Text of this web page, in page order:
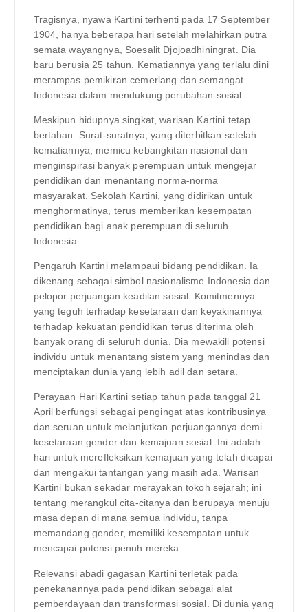
Tragisnya, nyawa Kartini terhenti pada 17 September
1904, hanya beberapa hari setelah melahirkan putra
semata wayangnya, Soesalit Djojoadhiningrat. Dia
baru berusia 25 tahun. Kematiannya yang terlalu dini
merampas pemikiran cemerlang dan semangat
Indonesia dalam mendukung perubahan sosial.
Meskipun hidupnya singkat, warisan Kartini tetap
bertahan. Surat-suratnya, yang diterbitkan setelah
kematiannya, memicu kebangkitan nasional dan
menginspirasi banyak perempuan untuk mengejar
pendidikan dan menantang norma-norma
masyarakat. Sekolah Kartini, yang didirikan untuk
menghormatinya, terus memberikan kesempatan
pendidikan bagi anak perempuan di seluruh
Indonesia.
Pengaruh Kartini melampaui bidang pendidikan. Ia
dikenang sebagai simbol nasionalisme Indonesia dan
pelopor perjuangan keadilan sosial. Komitmennya
yang teguh terhadap kesetaraan dan keyakinannya
terhadap kekuatan pendidikan terus diterima oleh
banyak orang di seluruh dunia. Dia mewakili potensi
individu untuk menantang sistem yang menindas dan
menciptakan dunia yang lebih adil dan setara.
Perayaan Hari Kartini setiap tahun pada tanggal 21
April berfungsi sebagai pengingat atas kontribusinya
dan seruan untuk melanjutkan perjuangannya demi
kesetaraan gender dan kemajuan sosial. Ini adalah
hari untuk merefleksikan kemajuan yang telah dicapai
dan mengakui tantangan yang masih ada. Warisan
Kartini bukan sekadar merayakan tokoh sejarah; ini
tentang merangkul cita-citanya dan berupaya menuju
masa depan di mana semua individu, tanpa
memandang gender, memiliki kesempatan untuk
mencapai potensi penuh mereka.
Relevansi abadi gagasan Kartini terletak pada
penekanannya pada pendidikan sebagai alat
pemberdayaan dan transformasi sosial. Di dunia yang